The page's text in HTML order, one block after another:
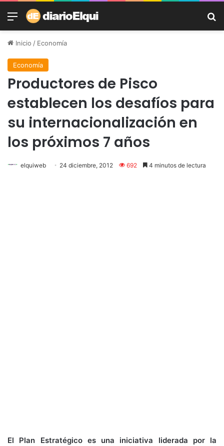
Menú
Inicio / Economía
Economía
Productores de Pisco
establecen los desafíos para
su internacionalización en
los próximos 7 años
elquiweb 24 diciembre, 2012 692 4 minutos de lectura
El Plan Estratégico es una iniciativa liderada por la